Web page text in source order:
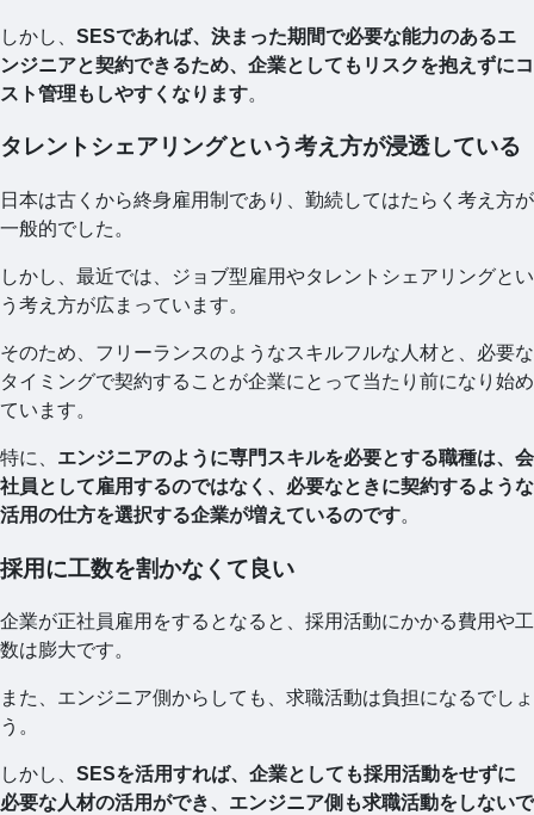
しかし、 SESであれば、決まった期間で必要な能力のあるエ
ンジニアと契約できるため、企業としてもリスクを抱えずにコ
スト管理もしやすくなります。
タレントシェアリングという考え方が浸透している
日本は古くから終身雇用制であり、勤続してはたらく考え方が
一般的でした。
しかし、最近では、ジョブ型雇用やタレントシェアリングとい
う考え方が広まっています。
そのため、フリーランスのようなスキルフルな人材と、必要な
タイミングで契約することが企業にとって当たり前になり始め
ています。
特に、 エンジニアのように専門スキルを必要とする職種は、会
社員として雇用するのではなく、必要なときに契約するような
活用の仕方を選択する企業が増えているのです。
採用に工数を割かなくて良い
企業が正社員雇用をするとなると、採用活動にかかる費用や工
数は膨大です。
また、エンジニア側からしても、求職活動は負担になるでしょ
う。
しかし、 SESを活用すれば、企業としても採用活動をせずに
必要な人材の活用ができ、エンジニア側も求職活動をしないで